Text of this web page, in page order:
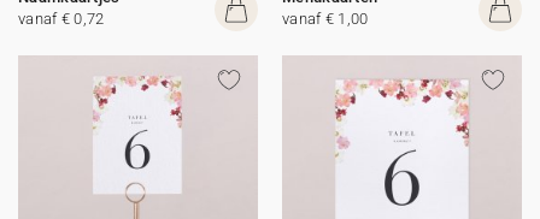
vanaf € 0,72
vanaf € 1,00